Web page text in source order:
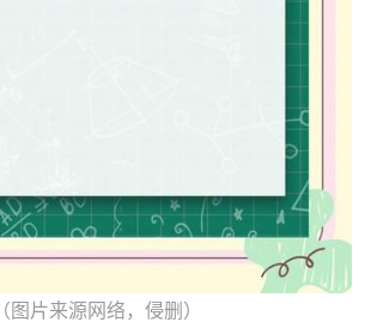
（图片来源网络，侵删）